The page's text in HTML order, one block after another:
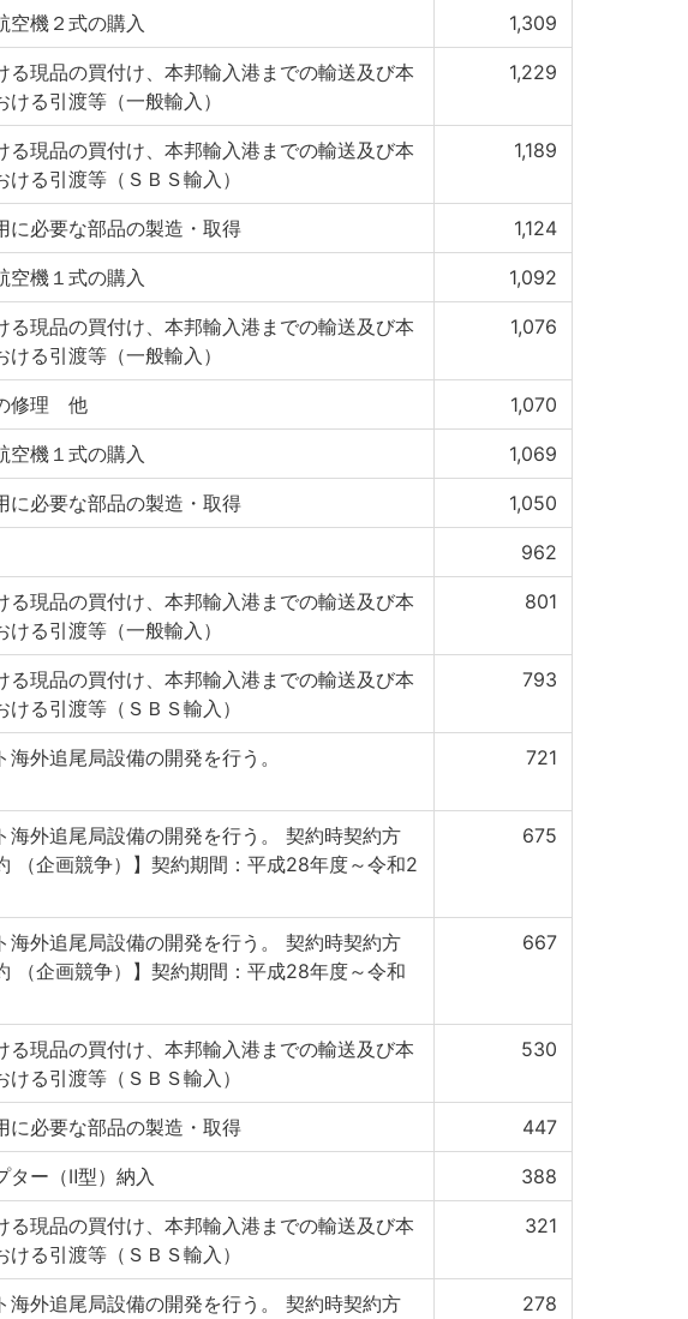
空機２式の購入 1,309
る現品の買付け、本邦輸入港までの輸送及び本
ける引渡等（一般輸入）
1,229
る現品の買付け、本邦輸入港までの輸送及び本
ける引渡等（ＳＢＳ輸入）
1,189
に必要な部品の製造・取得 1,124
空機１式の購入 1,092
る現品の買付け、本邦輸入港までの輸送及び本
ける引渡等（一般輸入）
1,076
修理 他 1,070
空機１式の購入 1,069
に必要な部品の製造・取得 1,050
962
る現品の買付け、本邦輸入港までの輸送及び本
ける引渡等（一般輸入）
801
る現品の買付け、本邦輸入港までの輸送及び本
ける引渡等（ＳＢＳ輸入）
793
海外追尾局設備の開発を行う。 721
海外追尾局設備の開発を行う。 契約時契約方
（企画競争）】契約期間：平成28年度～令和2
675
海外追尾局設備の開発を行う。 契約時契約方
（企画競争）】契約期間：平成28年度～令和
667
る現品の買付け、本邦輸入港までの輸送及び本
ける引渡等（ＳＢＳ輸入）
530
に必要な部品の製造・取得 447
ター（Ⅱ型）納入 388
る現品の買付け、本邦輸入港までの輸送及び本
ける引渡等（ＳＢＳ輸入）
321
海外追尾局設備の開発を行う。 契約時契約方
278